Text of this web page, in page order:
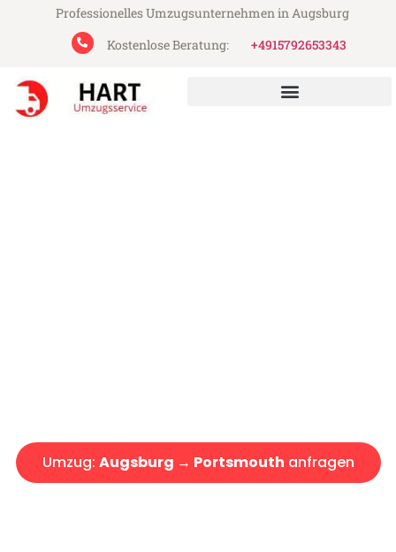
Professionelles Umzugsunternehmen in Augsburg
Kostenlose Beratung:
+4915792653343
Umzug: Augsburg → Portsmouth anfragen